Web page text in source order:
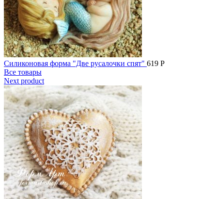
Силиконовая форма "Две русалочки спят" 619 Р
Все товары
Next product